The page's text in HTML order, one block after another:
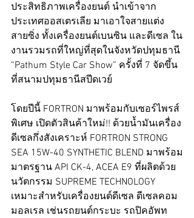
ประสิทธิภาพเครื่องยนต์ นำเข้าจาก
ประเทศออสเตรเลีย มาเอาใจสายแต่ง
สายซิ่ง ทั้งเครื่องยนต์เบนซิน และดีเซล ใน
งานรวมรถที่ใหญ่ที่สุดในจังหวัดปทุมธานี
“Pathum Style Car Show” ครั้งที่ 7 จัดขึ้น
ที่สนามปทุมธานีสปีดเวย์
โดยปีนี้ FORTRON มาพร้อมกับเซอร์ไพรส์
พิเศษ เปิดตัวสินค้าใหม่!! ด้วยน้ำมันเครื่อง
ดีเซลกึ่งสังเคราะห์ FORTRON STRONG
SEA 15W-40 SYNTHETIC BLEND มาพร้อม
มาตรฐาน API CK-4, ACEA E9 ที่ผลิตด้วย
นวัตกรรม SUPREME TECHNOLOGY
เหมาะสำหรับเครื่องยนต์ดีเซล ดีเซลคอม
มอลเรล เช่นรถยนต์กระบะ รถปิคอัพท